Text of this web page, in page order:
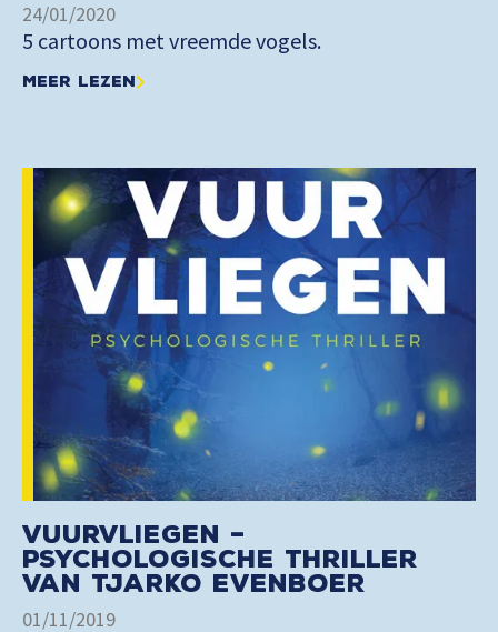
24/01/2020
5 cartoons met vreemde vogels.
Meer lezen
Vuurvliegen –
Psychologische thriller
van Tjarko Evenboer
01/11/2019